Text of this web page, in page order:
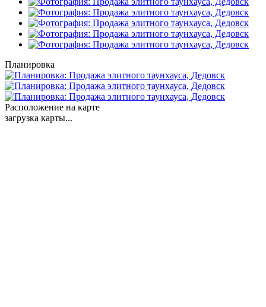
Планировка
Расположение на карте
загрузка карты...